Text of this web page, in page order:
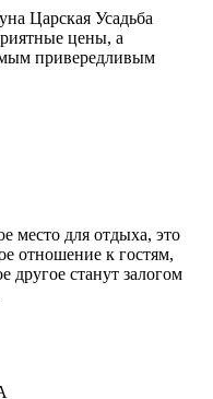
Царская Усадьба
цены, а
привередливым
место для отдыха, это
отношение к гостям,
другое станут залогом